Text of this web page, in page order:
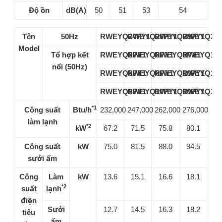
Độ ồn dB(A) 50 51 53 54
Tên
Model
50Hz RWEYQ24PY1RWEYQ26PY1RWEYQ28PY1
Tổ hợp kết
nối (50Hz)
RWEYQ8PY1RWEYQ8PY1RWEYQ8PY1
RWEYQ8PY1RWEYQ8PY1RWEYQ10PY1
RWEYQ8PY1RWEYQ10PY1RWEYQ10PY1
Công suất
làm lạnh
Btu/h*1 232,000 247,000 262,000 276,000
kW*2 67.2 71.5 75.8 80.1
Công suất
sưởi ấm
kW 75.0 81.5 88.0 94.5
Công
suất
điện
tiêu
Làm
lạnh*2
kW 13.6 15.1 16.6 18.1
Sưởi
12.7 14.5 16.3 18.2